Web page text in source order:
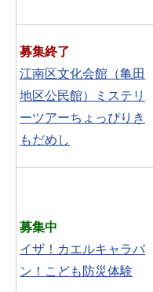
募集終了
江南区文化会館（亀田
地区公民館）ミステリ
ーツアーちょっぴりき
もだめし
募集中
イザ！カエルキャラバ
ン！こども防災体験